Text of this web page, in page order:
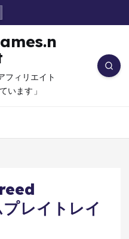
フィリエイト
います」
レイトレイ